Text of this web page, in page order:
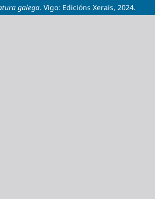
galega. Vigo: Edicións Xerais, 2024.